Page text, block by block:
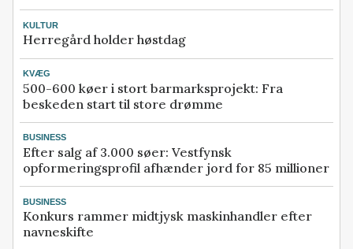
KULTUR
Herregård holder høstdag
KVÆG
500-600 køer i stort barmarksprojekt: Fra
beskeden start til store drømme
BUSINESS
Efter salg af 3.000 søer: Vestfynsk
opformeringsprofil afhænder jord for 85 millioner
BUSINESS
Konkurs rammer midtjysk maskinhandler efter
navneskifte